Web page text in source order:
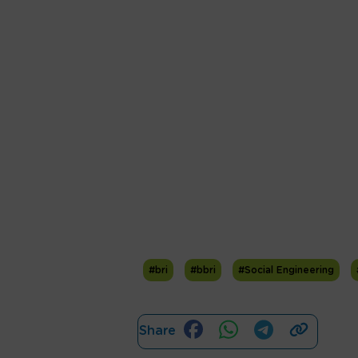
#bri #bbri #Social Engineering
Share